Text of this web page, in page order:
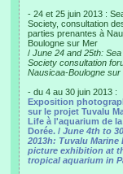
- 24 et 25 juin 2013 :
Society, consultation
parties prenantes à
Boulogne sur Mer
/ June 24 and 25th:
Society consultation
Nausicaa-Boulogne sur
- du 4 au 30 juin 2013 :
Exposition
sur le projet Tuvalu
Life à l'aquarium de
Dorée. / June 4th to
2013h: Tuvalu Marine
picture exhibition at
tropical aquarium in